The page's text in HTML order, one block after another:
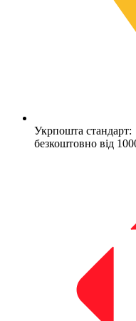
Укрпошта стандарт:
безкоштовно від